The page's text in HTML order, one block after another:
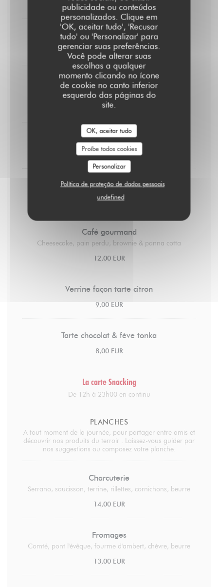
publicidade ou conteúdos
personalizados. Clique em
'OK, aceitar tudo', 'Recusar
tudo' ou 'Personalizar' para
gerenciar suas preferências.
Você pode alterar suas
escolhas a qualquer
momento clicando no ícone
de cookie no canto inferior
esquerdo das páginas do
site.
OK, aceitar tudo
Proíbe todos cookies
Personalizar
Política de proteção de dados pessoais
undefined
8,00 EUR
Crème brûlée
9,00 EUR
Pain perdu
Caramel au beurre salé & chantilly
10,00 EUR
Cheesecake
10,00 EUR
Coupe colonel à la Zubrowska
10,00 EUR
Café gourmand
Cheesecake, pain perdu, brownie & panna cotta
12,00 EUR
Verrine façon tarte citron
9,00 EUR
Tarte chocolat & fève tonka
8,00 EUR
La carte Snacking
De 12h à 23h00 en continu
PLANCHES
A tout moment de la journée, pour partager entre amis et
découvrir nos produits du terroir . Laissez-vous guider par
nos suggestions ou composez votre planche.
Charcuterie
Serrano, saucisson, terrine, rillettes, cornichons, beurre
14,00 EUR
Fromages
Comté, pont l'évêque, fourme d'ambert, chèvre, beurre
13,00 EUR